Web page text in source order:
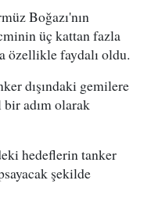
Boğazı'nın
üç kattan fazla
özellikle faydalı oldu.
dışındaki gemilere
adım olarak
hedeflerin tanker
şekilde